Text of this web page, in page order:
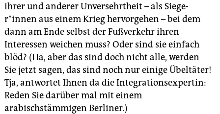
ihrer und anderer Unversehrtheit – als Sie­ge­
r*innen aus einem Krieg hervorgehen – bei dem
dann am Ende selbst der Fußverkehr ihren
Interessen weichen muss? Oder sind sie einfach
blöd? (Ha, aber das sind doch nicht alle, werden
Sie jetzt sagen, das sind noch nur einige Übeltäter!
Tja, antwortet Ihnen da die Integrationsexpertin:
Reden Sie darüber mal mit einem
arabischstämmigen Berliner.)